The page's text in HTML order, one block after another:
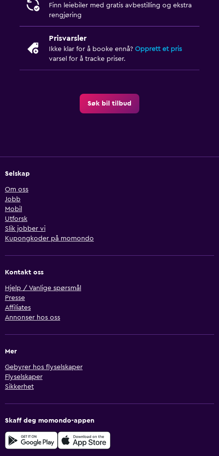
Finn leiebiler med gratis avbestilling og ekstra
rengjøring
Prisvarsler
Ikke klar for å booke ennå? Opprett et pris
varsel for å tracke priser.
Søk bil tilbud
Selskap
Om oss
Jobb
Mobil
Utforsk
Slik jobber vi
Kupongkoder på momondo
Kontakt oss
Hjelp / Vanlige spørsmål
Presse
Affiliates
Annonser hos oss
Mer
Gebyrer hos flyselskaper
Flyselskaper
Sikkerhet
Skaff deg momondo-appen